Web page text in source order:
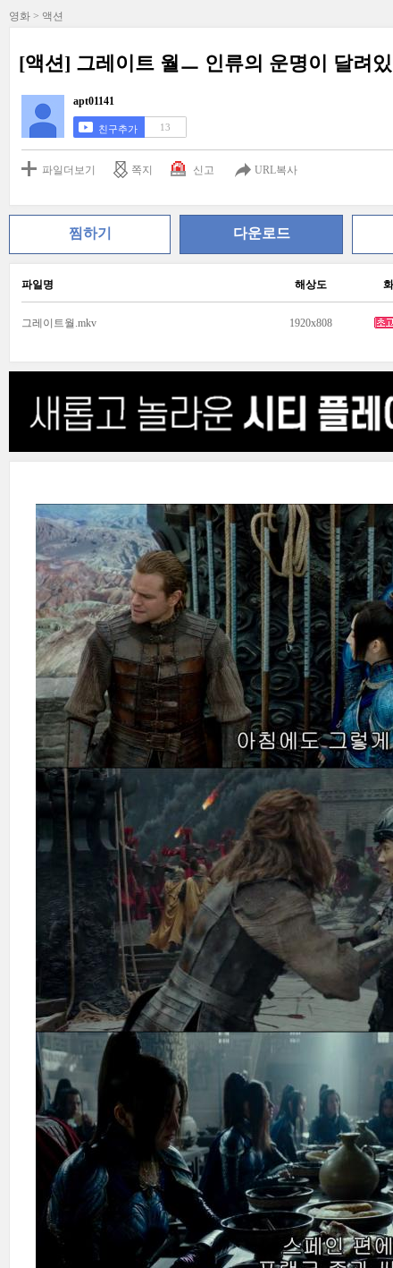
영화 > 액션
[액션] 그레이트 월ㅡ 인류의 운명이 달려
apt01141
친구추가 13
파일더보기 쪽지 신고 URL복사
찜하기 다운로드
파일명 해상도
그레이트월.mkv 1920x808